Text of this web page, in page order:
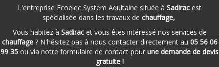
L'entreprise Ecoelec System Aquitaine située à Sadirac est
spécialisée dans les travaux de chauffage,
Vous habitez à Sadiracet vous êtes intéressé nos services de
chauffage ? N'hésitez pas à nous contacter directement au 05 56 06
99 35 ou via notre formulaire de contact pour une demande de devis
gratuite !